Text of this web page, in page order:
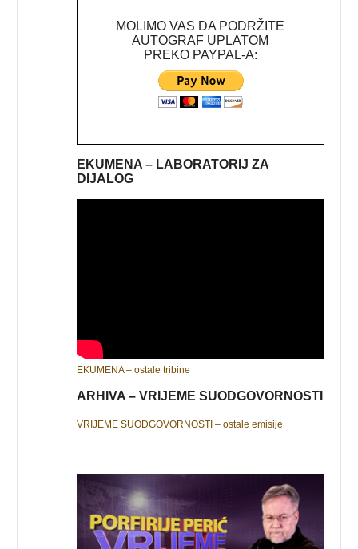
MOLIMO VAS DA PODRŽITE
AUTOGRAF UPLATOM
PREKO PAYPAL-A:
EKUMENA – LABORATORIJ ZA
DIJALOG
EKUMENA – ostale tribine
ARHIVA – VRIJEME SUODGOVORNOSTI
VRIJEME SUODGOVORNOSTI – ostale emisije